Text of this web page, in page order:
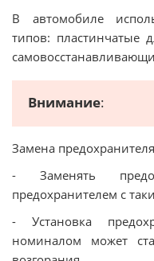
В автомобиле
типов: пластинчатые
Внимание:
Замена
- Заменять
предохранителем с
- Установка
номиналом может